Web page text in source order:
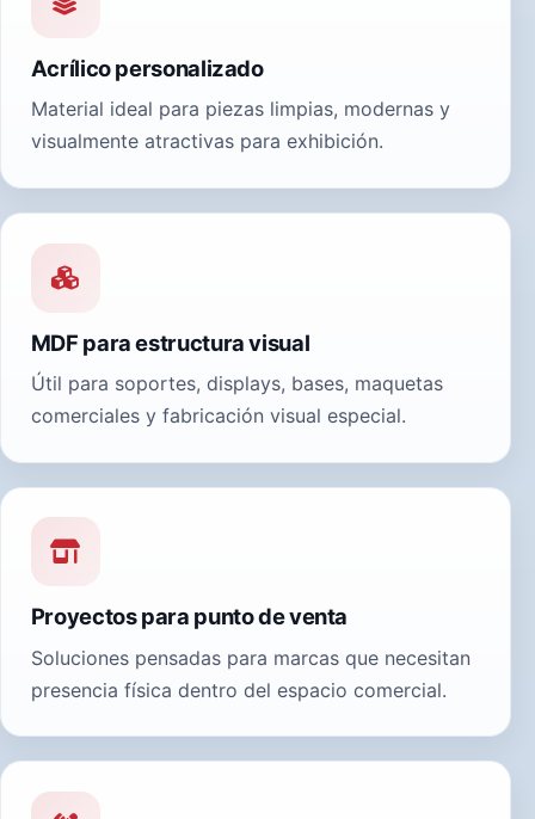
Acrílico personalizado
Material ideal para piezas limpias, modernas y
visualmente atractivas para exhibición.
MDF para estructura visual
Útil para soportes, displays, bases, maquetas
comerciales y fabricación visual especial.
Proyectos para punto de venta
Soluciones pensadas para marcas que necesitan
presencia física dentro del espacio comercial.